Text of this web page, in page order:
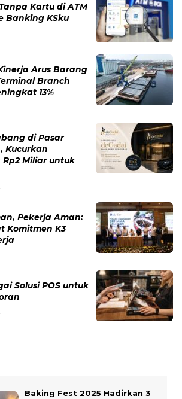
Kartu di ATM
Banking KSku
Arus Barang
Branch
13%
di Pasar
Kucurkan
Miliar untuk
Pekerja Aman:
Komitmen K3
Solusi POS untuk
Baking Fest 2025 Hadirkan 3